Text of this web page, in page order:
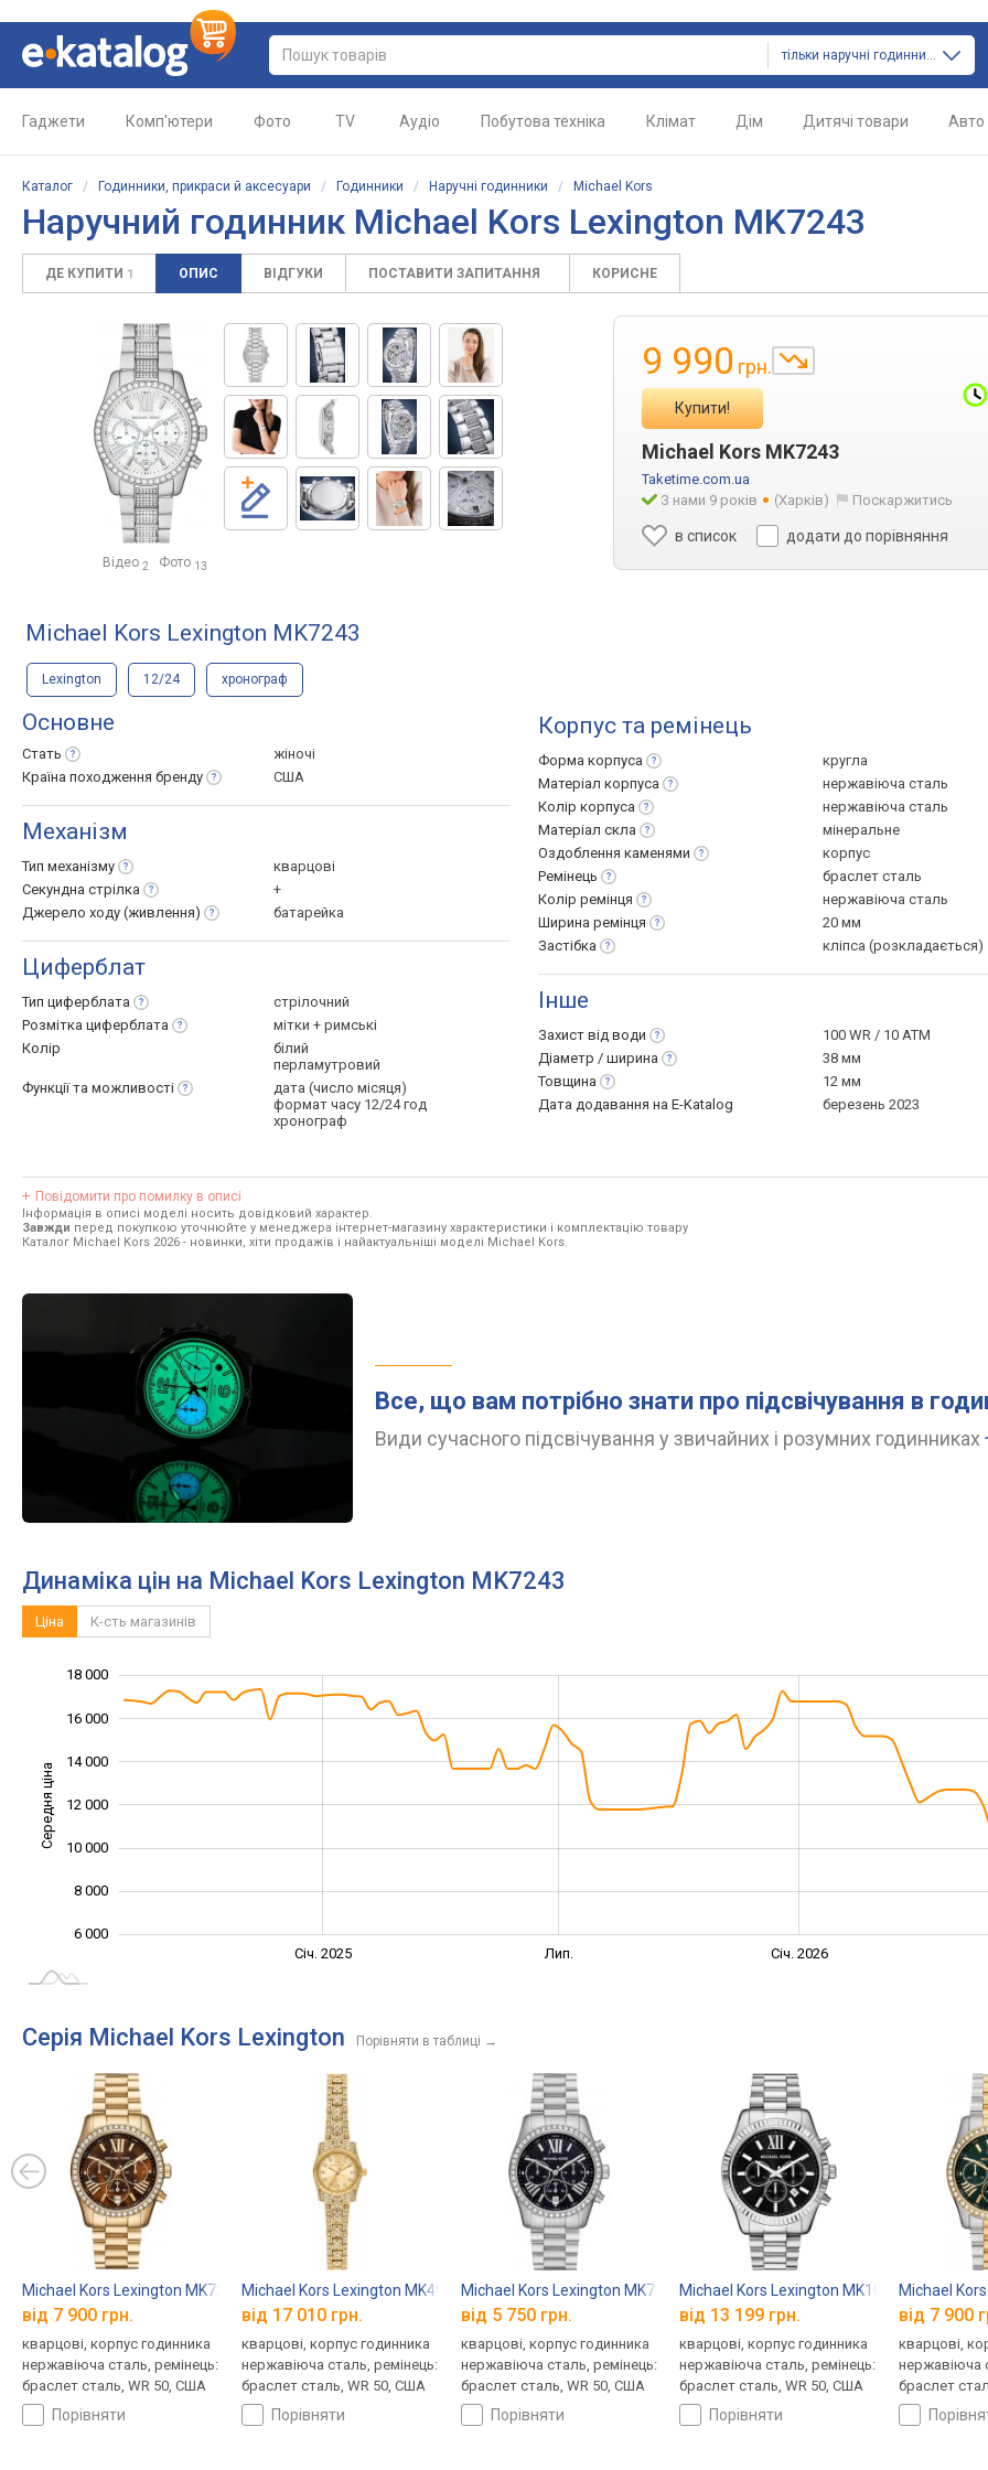
тільки наручні годинники
Гаджети Комп'ютери Фото TV Аудіо Побутова техніка Клімат Дім Дитячі товари Авто
Каталог / Годинники, прикраси й аксесуари / Годинники / Наручні годинники / Michael Kors
Наручний годинник Michael Kors Lexington MK7243
ДЕ КУПИТИ 1 ОПИС ВІДГУКИ ПОСТАВИТИ ЗАПИТАННЯ КОРИСНЕ
Відео 2 Фото 13
9 990 грн.
Купити!
Michael Kors MK7243
Taketime.com.ua
З нами 9 років
(Харків) Поскаржитись
в список додати до порівняння
Michael Kors Lexington MK7243
Lexington 12/24 хронограф
Основне
Стать
жіночі
Країна походження бренду США
Механізм
Тип механізму
кварцові
Секундна стрілка
+
Джерело ходу (живлення) батарейка
Циферблат
Тип циферблата
стрілочний
Розмітка циферблата
мітки + римські
Колір
білий
перламутровий
Функції та можливості
дата (число місяця)
формат часу 12/24 год
хронограф
Корпус та ремінець
Форма корпуса
кругла
Матеріал корпуса
нержавіюча сталь
Колір корпуса
нержавіюча сталь
Матеріал скла
мінеральне
Оздоблення каменями
корпус
Ремінець
браслет сталь
Колір ремінця
нержавіюча сталь
Ширина ремінця
20 мм
Застібка
кліпса (розкладається)
Інше
Захист від води
100 WR / 10 ATM
Діаметр / ширина
38 мм
Товщина
12 мм
Дата додавання на E-Katalog
березень 2023
Повідомити про помилку в описі
Інформація в описі моделі носить довідковий характер.
Завжди перед покупкою уточнюйте у менеджера інтернет-магазину характеристики і комплектацію товару
Каталог Michael Kors 2026 - новинки, хіти продажів і найактуальніші моделі Michael Kors.
Все, що вам потрібно знати про підсвічування в
Види сучасного підсвічування у звичайних і розумних годинниках
Динаміка цін на Michael Kors Lexington MK7243
Ціна К-сть магазинів
Середня ціна 10 000
6 000
8 000
10 000
12 000
14 000
16 000
18 000
Січ. 2025 Лип. Січ. 2026
Серія Michael Kors Lexington Порівняти в таблиці →
Michael Kors Lexington MK7276
від 7 900 грн.
кварцові, корпус годинника
нержавіюча сталь, ремінець:
браслет сталь, WR 50, США
порівняти
Michael Kors Lexington MK4980
від 17 010 грн.
кварцові, корпус годинника
нержавіюча сталь, ремінець:
браслет сталь, WR 50, США
порівняти
Michael Kors Lexington MK7277
від 5 750 грн.
кварцові, корпус годинника
нержавіюча сталь, ремінець:
браслет сталь, WR 50, США
порівняти
Michael Kors Lexington MK1091SET
від 13 199 грн.
кварцові, корпус годинника
нержавіюча сталь, ремінець:
браслет сталь, WR 50, США
порівняти
Michael
від 7 900
кварцові,
нержавіюча
браслет